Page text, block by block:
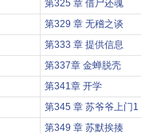
第325 章 借尸还魂
第329 章 无稽之谈
第333 章 提供信息
第337章 金蝉脱壳
第341章 开学
第345 章 苏爷爷上门1
第349 章 苏默挨揍